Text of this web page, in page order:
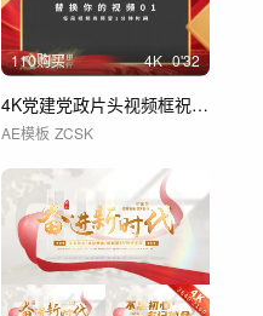
110购买 4K 0'32
4K党建党政片头视频框祝福边框 01
AE模板 ZCSK